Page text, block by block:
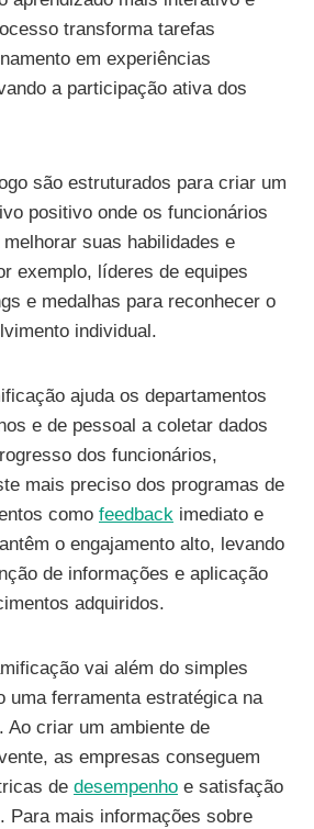
transforma tarefas
em experiências
a participação ativa dos
são estruturados para criar um
positivo onde os funcionários
suas habilidades e
exemplo, líderes de equipes
e medalhas para reconhecer o
individual.
ajuda os departamentos
e de pessoal a coletar dados
dos funcionários,
mais preciso dos programas de
como feedback imediato e
o engajamento alto, levando
de informações e aplicação
adquiridos.
vai além do simples
uma ferramenta estratégica na
Ao criar um ambiente de
as empresas conseguem
de desempenho e satisfação
Para mais informações sobre